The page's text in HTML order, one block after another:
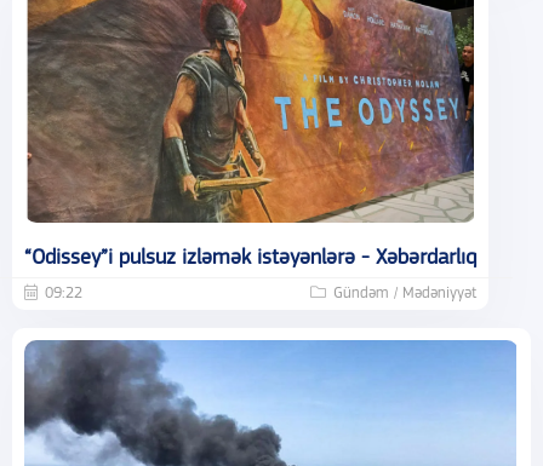
“Odissey”i pulsuz izləmək istəyənlərə - Xəbərdarlıq
09:22 Gündəm / Mədəniyyət